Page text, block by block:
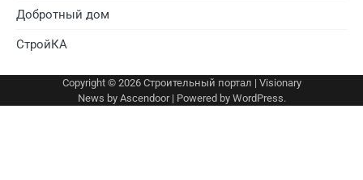
Добротный дом
СтройКА
Copyright © 2026 Строительный портал | Visionary
News by Ascendoor| Powered by WordPress.